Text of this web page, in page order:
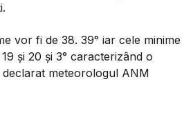
vor fi de 38. 39° iar cele minime
și 20 și 3° caracterizând o
declarat meteorologul ANM